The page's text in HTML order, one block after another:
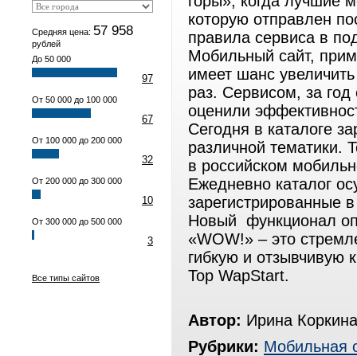
Средняя цена: 57 958
рублей
До 50 000
97
От 50 000 до 100 000
67
От 100 000 до 200 000
32
От 200 000 до 300 000
10
От 300 000 до 500 000
3
Все типы сайтов
которую отправлен
правила сервиса в
Мобильный сайт,
имеет шанс
раз. Сервисом, за год
оценили
Сегодня в каталоге
различной тематики.
в российском
Ежедневно каталог
зарегистрированные
Новый функционал
«WOW!» – это
гибкую и отзывчивую
Top WapStart.
Автор: Ирина Коркина
Рубрики: Мобильная